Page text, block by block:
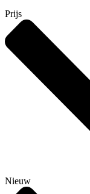
Prijs
Nieuw